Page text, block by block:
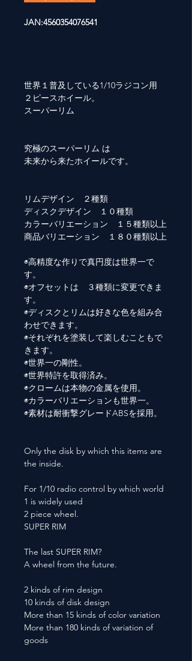
JAN:4560354076541
世界１普及している1/10ラジコン用
２ピースホイール。
スーパーリム
究極のスーパーリム は
未来から来たホイールです。
リムデザイン ２種類
ディスクデザイン １０種類
カラーバリエーション １５種類以上
商品バリエーション １８０種類以上
◉高精度な作りで真円度は世界一で
す。
◉オフセットは ３種類に変更できま
す。
◉ディスクとリムは好きな色を組み合
わせできます。
◉それぞれを塗装して楽しむこともで
きます。
◉世界一の剛性。
◉世界特許を取得済み。
◉クロームは本物の金属を使用。
◉カラーバリエーションも世界一。
◉素材は耐衝撃グレードABSを採用。
Only the disk by which this items are
the inside.
For 1/10 radio control by which world
1 is widely used
2 piece wheel.
SUPER RIM
The last SUPER RIM?
A wheel from the future.
2 kinds of rim design
10 kinds of disk design
More than 15 kinds of color variation
More than 180 kinds of variation of
goods